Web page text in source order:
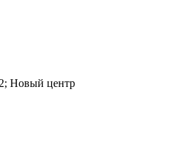
Новый центр